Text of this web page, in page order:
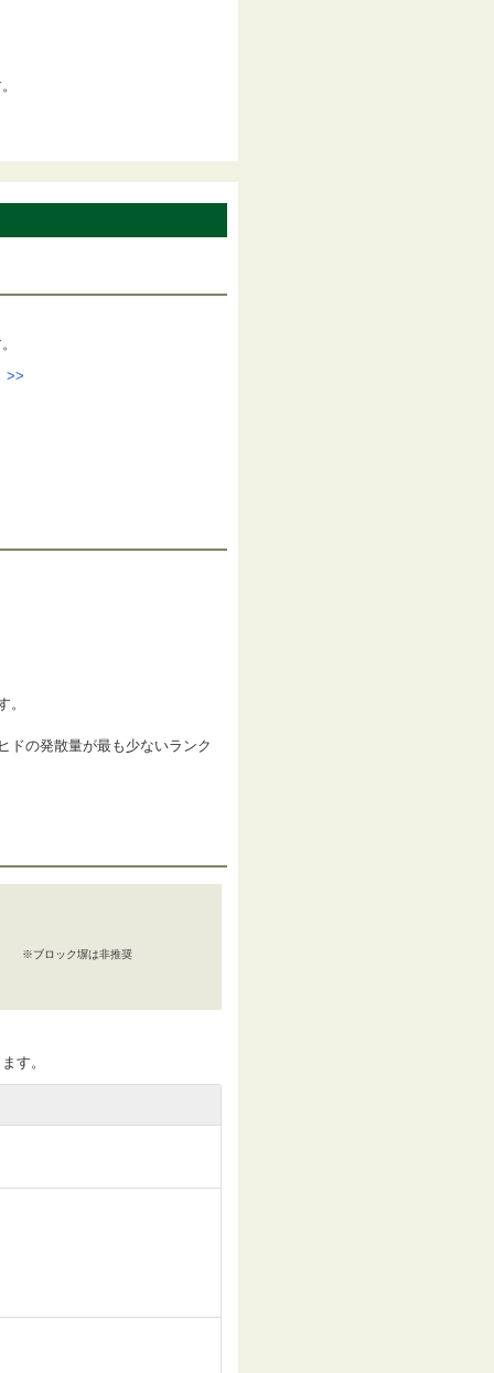
>>
の発散量が最も少ないランク
※ブロック塀は非推奨
す。